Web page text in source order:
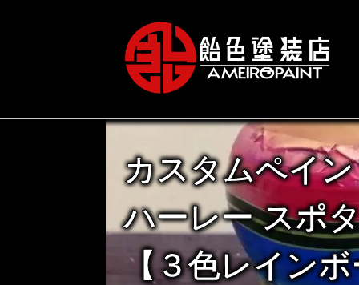
カスタムペイ
ハーレー スポ
【３色レインボ